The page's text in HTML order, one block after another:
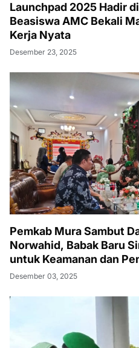
Launchpad 2025 Hadir
Beasiswa AMC Bekali
Kerja Nyata
Desember 23, 2025
Pemkab Mura Sambut
Norwahid, Babak Baru
untuk Keamanan dan
Desember 03, 2025